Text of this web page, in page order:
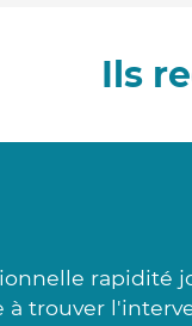
Ils
rapidité
à trouver